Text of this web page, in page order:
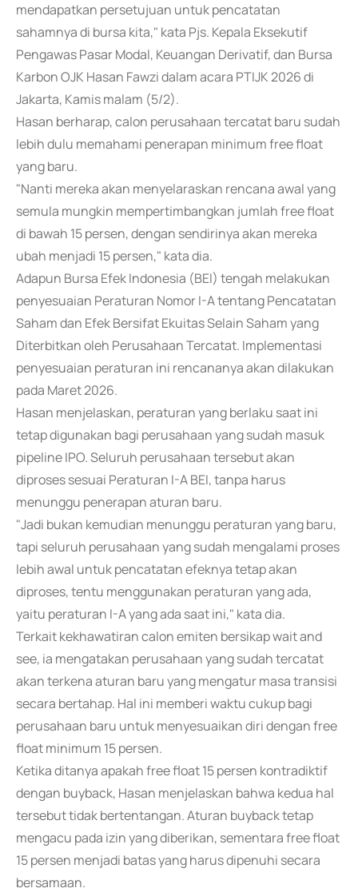
mendapatkan persetujuan untuk pencatatan
sahamnya di bursa kita," kata Pjs. Kepala Eksekutif
Pengawas Pasar Modal, Keuangan Derivatif, dan Bursa
Karbon OJK Hasan Fawzi dalam acara PTIJK 2026 di
Jakarta, Kamis malam (5/2).
Hasan berharap, calon perusahaan tercatat baru sudah
lebih dulu memahami penerapan minimum free float
yang baru.
"Nanti mereka akan menyelaraskan rencana awal yang
semula mungkin mempertimbangkan jumlah free float
di bawah 15 persen, dengan sendirinya akan mereka
ubah menjadi 15 persen," kata dia.
Adapun Bursa Efek Indonesia (BEI) tengah melakukan
penyesuaian Peraturan Nomor I-A tentang Pencatatan
Saham dan Efek Bersifat Ekuitas Selain Saham yang
Diterbitkan oleh Perusahaan Tercatat. Implementasi
penyesuaian peraturan ini rencananya akan dilakukan
pada Maret 2026.
Hasan menjelaskan, peraturan yang berlaku saat ini
tetap digunakan bagi perusahaan yang sudah masuk
pipeline IPO. Seluruh perusahaan tersebut akan
diproses sesuai Peraturan I-A BEI, tanpa harus
menunggu penerapan aturan baru.
"Jadi bukan kemudian menunggu peraturan yang baru,
tapi seluruh perusahaan yang sudah mengalami proses
lebih awal untuk pencatatan efeknya tetap akan
diproses, tentu menggunakan peraturan yang ada,
yaitu peraturan I-A yang ada saat ini," kata dia.
Terkait kekhawatiran calon emiten bersikap wait and
see, ia mengatakan perusahaan yang sudah tercatat
akan terkena aturan baru yang mengatur masa transisi
secara bertahap. Hal ini memberi waktu cukup bagi
perusahaan baru untuk menyesuaikan diri dengan free
float minimum 15 persen.
Ketika ditanya apakah free float 15 persen kontradiktif
dengan buyback, Hasan menjelaskan bahwa kedua hal
tersebut tidak bertentangan. Aturan buyback tetap
mengacu pada izin yang diberikan, sementara free float
15 persen menjadi batas yang harus dipenuhi secara
bersamaan.